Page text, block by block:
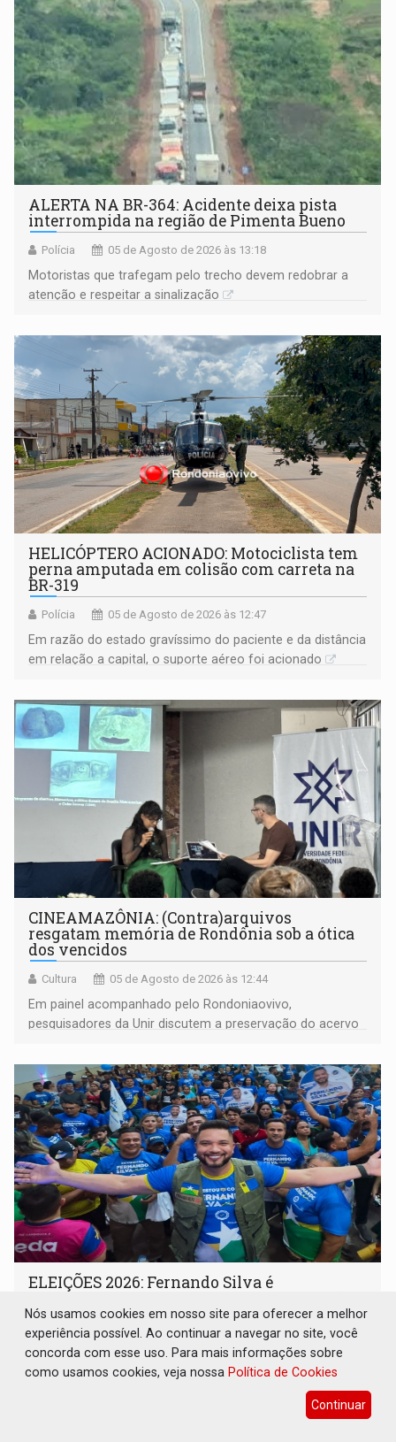
ALERTA NA BR-364: Acidente deixa pista
interrompida na região de Pimenta Bueno
Polícia 05 de Agosto de 2026 às 13:18
​Motoristas que trafegam pelo trecho devem redobrar a
atenção e respeitar a sinalização
HELICÓPTERO ACIONADO: Motociclista tem
perna amputada em colisão com carreta na
BR-319
Polícia 05 de Agosto de 2026 às 12:47
Em razão do estado gravíssimo do paciente e da distância
em relação a capital, o suporte aéreo foi acionado
CINEAMAZÔNIA: (Contra)arquivos
resgatam memória de Rondônia sob a ótica
dos vencidos
Cultura 05 de Agosto de 2026 às 12:44
Em painel acompanhado pelo Rondoniaovivo,
pesquisadores da Unir discutem a preservação do acervo
memória como bússola para o futuro
ELEIÇÕES 2026: Fernando Silva é
homologado candidato durante convenção
do Republicanos
Eleições 2026 05 de Agosto de 2026 às 12:01
Apoiadores do vereador lotaram o auditório da Unopar e
marcaram presença no evento que oficializou sua
Nós usamos cookies em nosso site para oferecer a melhor
experiência possível. Ao continuar a navegar no site, você
concorda com esse uso. Para mais informações sobre
como usamos cookies, veja nossa Política de Cookies
Continuar